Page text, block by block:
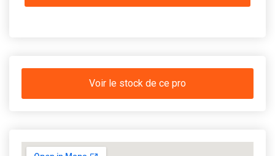
Voir le stock de ce pro